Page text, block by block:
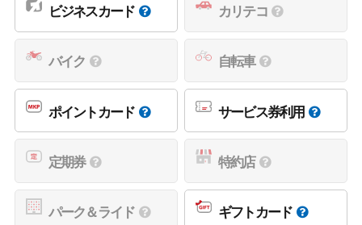
ビジネスカード カリテコ
バイク 自転車
ポイントカード サービス券利用
定期券 特約店
パーク＆ライド ギフトカード